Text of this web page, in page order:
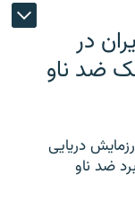
در
ضد ناو
دریایی
ضد ناو